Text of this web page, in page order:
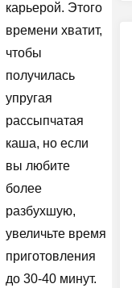
карьерой. Этого
времени хватит,
чтобы
получилась
упругая
рассыпчатая
каша, но если
вы любите
более
разбухшую,
увеличьте время
приготовления
до 30-40 минут.